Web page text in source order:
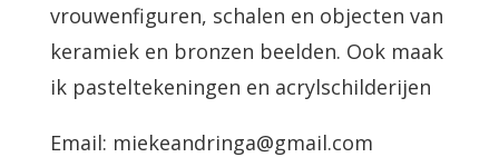
vrouwenfiguren, schalen en objecten van
keramiek en bronzen beelden. Ook maak
ik pasteltekeningen en acrylschilderijen
Email: miekeandringa@gmail.com